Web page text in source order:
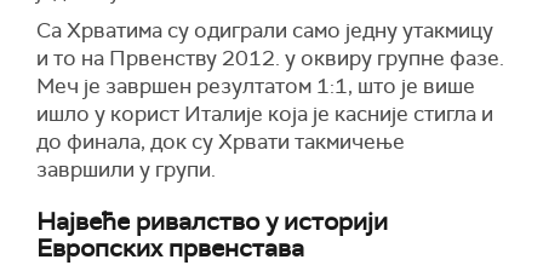
Са Хрватима су одиграли само једну утакмицу
и то на Првенству 2012. у оквиру групне фазе.
Меч је завршен резултатом 1:1, што је више
ишло у корист Италије која је касније стигла и
до финала, док су Хрвати такмичење
завршили у групи.
Највеће ривалство у историји
Европских првенстава